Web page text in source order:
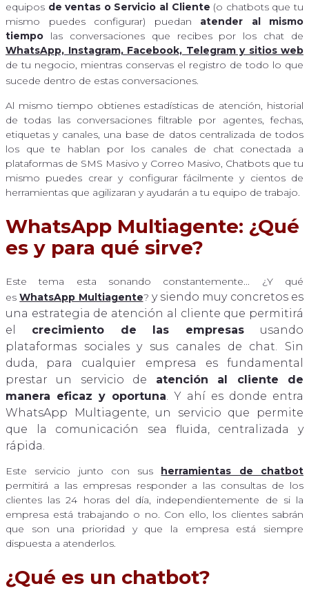
equipos de ventas o Servicio al Cliente (o chatbots que tu
mismo puedes configurar) puedan atender al mismo
tiempo las conversaciones que recibes por los chat de
WhatsApp, Instagram, Facebook, Telegram y sitios web
de tu negocio, mientras conservas el registro de todo lo que
sucede dentro de estas conversaciones.
Al mismo tiempo obtienes estadísticas de atención, historial
de todas las conversaciones filtrable por agentes, fechas,
etiquetas y canales, una base de datos centralizada de todos
los que te hablan por los canales de chat conectada a
plataformas de SMS Masivo y Correo Masivo, Chatbots que tu
mismo puedes crear y configurar fácilmente y cientos de
herramientas que agilizaran y ayudarán a tu equipo de trabajo.
WhatsApp Multiagente: ¿Qué
es y para qué sirve?
Este tema esta sonando constantemente... ¿Y qué
esWhatsApp Multiagente? y siendo muy concretos es
una estrategia de atención al cliente que permitirá
el crecimiento de las empresas usando
plataformas sociales y sus canales de chat. Sin
duda, para cualquier empresa es fundamental
prestar un servicio de atención al cliente de
manera eficaz y oportuna. Y ahí es donde entra
WhatsApp Multiagente, un servicio que permite
que la comunicación sea fluida, centralizada y
rápida.
Este servicio junto con sus herramientas de chatbot
permitirá a las empresas responder a las consultas de los
clientes las 24 horas del día, independientemente de si la
empresa está trabajando o no. Con ello, los clientes sabrán
que son una prioridad y que la empresa está siempre
dispuesta a atenderlos.
¿Qué es un chatbot?